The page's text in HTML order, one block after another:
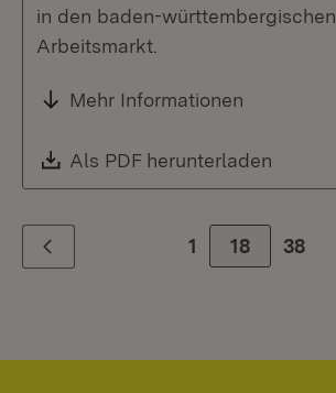
in den baden-württembergischen
Arbeitsmarkt.
Mehr Informationen
Download:
Als PDF herunterladen
Zurück 1 Zur Seite
18 38